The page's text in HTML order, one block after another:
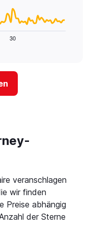
30
veranschlagen
wir finden
Preise abhängig
der Sterne